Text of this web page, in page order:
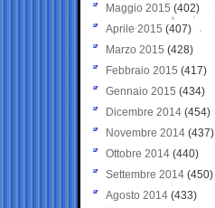
Maggio 2015 (402)
Aprile 2015 (407)
Marzo 2015 (428)
Febbraio 2015 (417)
Gennaio 2015 (434)
Dicembre 2014 (454)
Novembre 2014 (437)
Ottobre 2014 (440)
Settembre 2014 (450)
Agosto 2014 (433)